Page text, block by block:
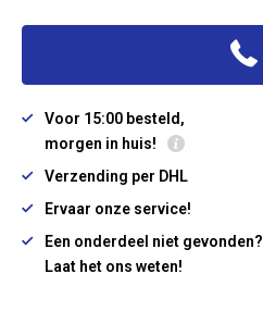
Voor 15:00 besteld,
morgen in huis!
Verzending per DHL
Ervaar onze service!
Een onderdeel niet gevonden?
Laat het ons weten!